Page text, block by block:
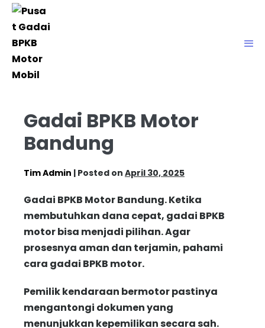
Gadai BPKB Motor
Bandung
Tim Admin | Posted on April 30, 2025
Gadai BPKB Motor Bandung. Ketika
membutuhkan dana cepat, gadai BPKB
motor bisa menjadi pilihan. Agar
prosesnya aman dan terjamin, pahami
cara gadai BPKB motor.
Pemilik kendaraan bermotor pastinya
mengantongi dokumen yang
menunjukkan kepemilikan secara sah.